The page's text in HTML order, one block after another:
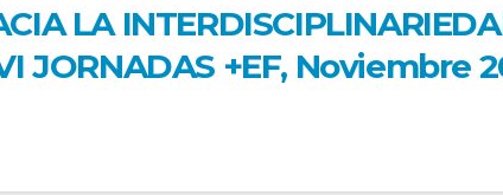
LA
JORNADAS +EF, Noviembre